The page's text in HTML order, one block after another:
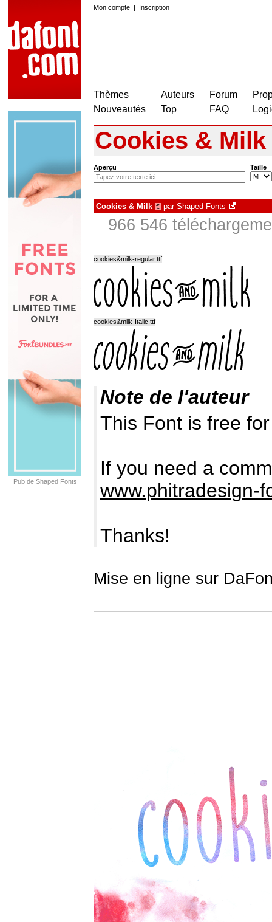
Mon compte | Inscription
Thèmes
Nouveautés
Auteurs
Top
Forum
FAQ
Pub de Shaped Fonts
Cookies & Milk
Aperçu Taille
Cookies & Milk € par Shaped Fonts
966 546
cookies&milk-regular.ttf
cookies&milk-Italic.ttf
Note de l'auteur
This Font is free
If you need a
www.phitradesign-
Thanks!
Mise en ligne sur